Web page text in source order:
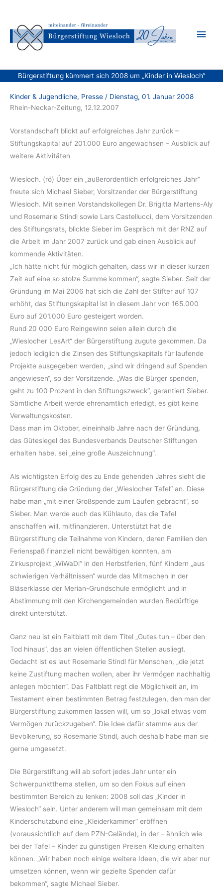
springen
Bürgerstiftung kümmert sich 2008 um „Kinder in Wiesloch“
Kinder & Jugendliche, Presse / Dienstag, 01. Januar 2008
Rhein-Neckar-Zeitung, 12.12.2007
Vorstandschaft blickt auf erfolgreiches Jahr zurück –
Stiftungskapital auf 201.000 Euro angewachsen – Ausblick auf
weitere Aktivitäten
Wiesloch. (rö) Über ein „außerordentlich erfolgreiches Jahr“
freute sich Michael Sieber, Vorsitzender der Bürgerstiftung
Wiesloch. Mit seinen Vorstandskollegen Dr. Brigitta Martens-Aly
und Rosemarie Stindl sowie Lars Castellucci, dem Vorsitzenden
des Stiftungsrats, blickte Sieber im Gespräch mit der RNZ auf
die Arbeit im Jahr 2007 zurück und gab einen Ausblick auf
kommende Aktivitäten.
„Ich hätte nicht für möglich gehalten, dass wir in dieser kurzen
Zeit auf eine so stolze Summe kommen“, sagte Sieber. Seit der
Gründung im Mai 2006 hat sich die Zahl der Stifter auf 107
erhöht, das Stiftungskapital ist in diesem Jahr von 165.000
Euro auf 201.000 Euro gesteigert worden.
Rund 20 000 Euro Reingewinn seien allein durch die
„Wieslocher LesArt“ der Bürgerstiftung zugute gekommen. Da
jedoch lediglich die Zinsen des Stiftungskapitals für laufende
Projekte ausgegeben werden, „sind wir dringend auf Spenden
angewiesen“, so der Vorsitzende. „Was die Bürger spenden,
geht zu 100 Prozent in den Stiftungszweck“, garantiert Sieber.
Sämtliche Arbeit werde ehrenamtlich erledigt, es gibt keine
Verwaltungskosten.
Dass man im Oktober, eineinhalb Jahre nach der Gründung,
das Gütesiegel des Bundesverbands Deutscher Stiftungen
erhalten habe, sei „eine große Auszeichnung“.
Als wichtigsten Erfolg des zu Ende gehenden Jahres sieht die
Bürgerstiftung die Gründung der „Wieslocher Tafel“ an. Diese
habe man „mit einer Großspende zum Laufen gebracht“, so
Sieber. Man werde auch das Kühlauto, das die Tafel
anschaffen will, mitfinanzieren. Unterstützt hat die
Bürgerstiftung die Teilnahme von Kindern, deren Familien den
Ferienspaß finanziell nicht bewältigen konnten, am
Zirkusprojekt „WiWaDi“ in den Herbstferien, fünf Kindern „aus
schwierigen Verhältnissen“ wurde das Mitmachen in der
Bläserklasse der Merian-Grundschule ermöglicht und in
Abstimmung mit den Kirchengemeinden wurden Bedürftige
direkt unterstützt.
Ganz neu ist ein Faltblatt mit dem Titel „Gutes tun – über den
Tod hinaus“, das an vielen öffentlichen Stellen ausliegt.
Gedacht ist es laut Rosemarie Stindl für Menschen, „die jetzt
keine Zustiftung machen wollen, aber ihr Vermögen nachhaltig
anlegen möchten“. Das Faltblatt regt die Möglichkeit an, im
Testament einen bestimmten Betrag festzulegen, den man der
Bürgerstiftung zukommen lassen will, um so „lokal etwas vom
Vermögen zurückzugeben“. Die Idee dafür stamme aus der
Bevölkerung, so Rosemarie Stindl, auch deshalb habe man sie
gerne umgesetzt.
Die Bürgerstiftung will ab sofort jedes Jahr unter ein
Schwerpunktthema stellen, um so den Fokus auf einen
bestimmten Bereich zu lenken: 2008 soll das „Kinder in
Wiesloch“ sein. Unter anderem will man gemeinsam mit dem
Kinderschutzbund eine „Kleiderkammer“ eröffnen
(voraussichtlich auf dem PZN-Gelände), in der – ähnlich wie
bei der Tafel – Kinder zu günstigen Preisen Kleidung erhalten
können. „Wir haben noch einige weitere Ideen, die wir aber nur
umsetzen können, wenn wir gezielte Spenden dafür
bekommen“, sagte Michael Sieber.